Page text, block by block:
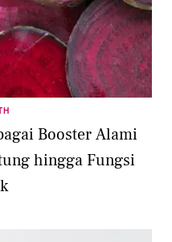
Booster Alami
hingga Fungsi